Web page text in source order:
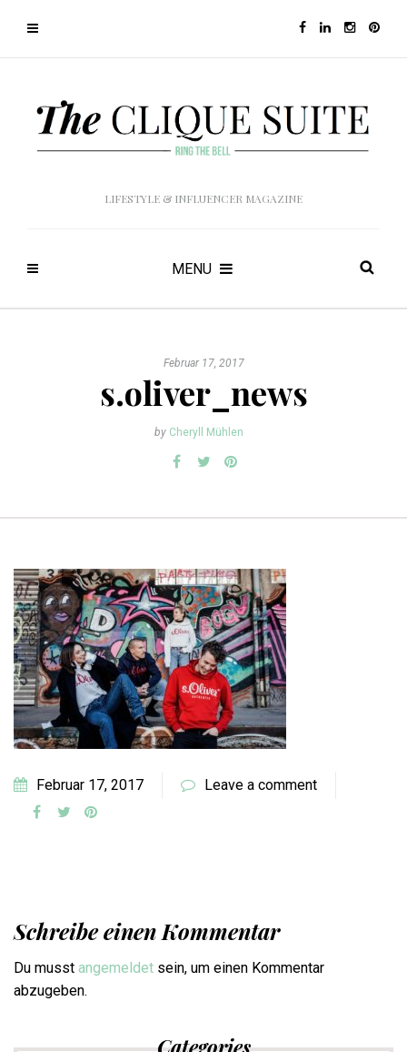
LIFESTYLE & INFLUENCER MAGAZINE
MENU
Februar 17, 2017
s.oliver_news
by Cheryll Mühlen
Februar 17, 2017 Leave a comment
Schreibe einen Kommentar
Du musst angemeldet sein, um einen Kommentar
abzugeben.